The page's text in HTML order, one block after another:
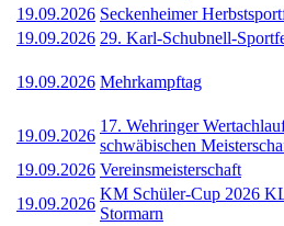
19.09.2026 Seckenheimer
19.09.2026 29. Karl-Schubnell-
19.09.2026 Mehrkampftag
19.09.2026
17. Wehringer
schwäbischen
19.09.2026 Vereinsmeisterschaft
19.09.2026
KM Schüler-Cup 2026
Stormarn